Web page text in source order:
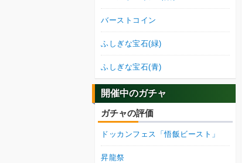
バーストコイン
ふしぎな宝石(緑)
ふしぎな宝石(青)
開催中のガチャ
ガチャの評価
ドッカンフェス「悟飯ビースト」
昇龍祭